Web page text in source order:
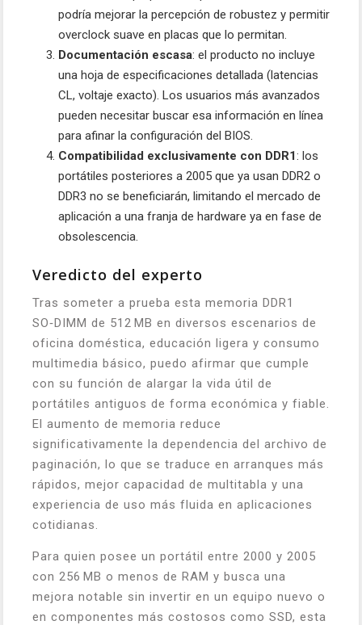
podría mejorar la percepción de robustez y permitir
overclock suave en placas que lo permitan.
Documentación escasa: el producto no incluye
una hoja de especificaciones detallada (latencias
CL, voltaje exacto). Los usuarios más avanzados
pueden necesitar buscar esa información en línea
para afinar la configuración del BIOS.
Compatibilidad exclusivamente con DDR1: los
portátiles posteriores a 2005 que ya usan DDR2 o
DDR3 no se beneficiarán, limitando el mercado de
aplicación a una franja de hardware ya en fase de
obsolescencia.
Veredicto del experto
Tras someter a prueba esta memoria DDR1
SO‑DIMM de 512 MB en diversos escenarios de
oficina doméstica, educación ligera y consumo
multimedia básico, puedo afirmar que cumple
con su función de alargar la vida útil de
portátiles antiguos de forma económica y fiable.
El aumento de memoria reduce
significativamente la dependencia del archivo de
paginación, lo que se traduce en arranques más
rápidos, mejor capacidad de multitabla y una
experiencia de uso más fluida en aplicaciones
cotidianas.
Para quien posee un portátil entre 2000 y 2005
con 256 MB o menos de RAM y busca una
mejora notable sin invertir en un equipo nuevo o
en componentes más costosos como SSD, esta